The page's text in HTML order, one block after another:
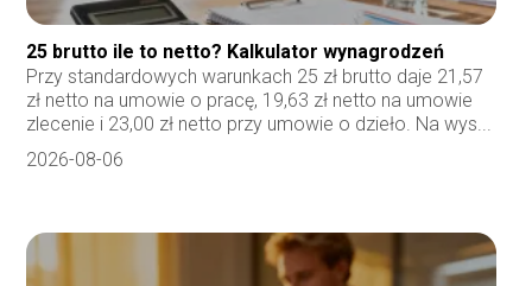
25 brutto ile to netto? Kalkulator wynagrodzeń
Przy standardowych warunkach 25 zł brutto daje 21,57
zł netto na umowie o pracę, 19,63 zł netto na umowie
zlecenie i 23,00 zł netto przy umowie o dzieło. Na wys...
2026-08-06